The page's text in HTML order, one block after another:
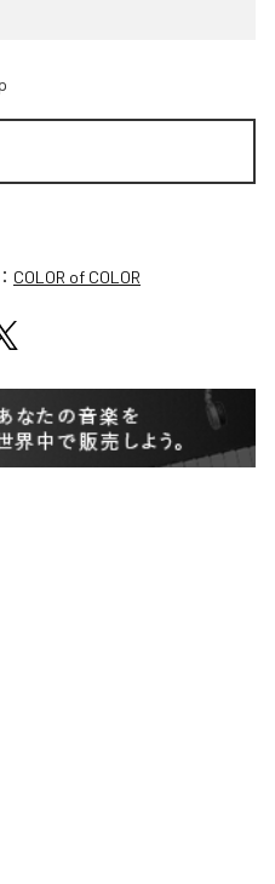
COLOR of COLOR